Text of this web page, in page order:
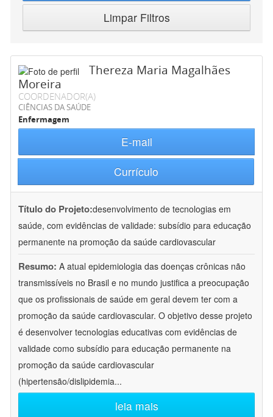
Limpar Filtros
Thereza Maria Magalhães
Moreira
COORDENADOR(A)
CIÊNCIAS DA SAÚDE
Enfermagem
E-mail
Currículo
Título do Projeto:desenvolvimento de tecnologias em
saúde, com evidências de validade: subsídio para educação
permanente na promoção da saúde cardiovascular
Resumo: A atual epidemiologia das doenças crônicas não
transmissíveis no Brasil e no mundo justifica a preocupação
que os profissionais de saúde em geral devem ter com a
promoção da saúde cardiovascular. O objetivo desse projeto
é desenvolver tecnologias educativas com evidências de
validade como subsídio para educação permanente na
promoção da saúde cardiovascular
(hipertensão/dislipidemia...
leia mais